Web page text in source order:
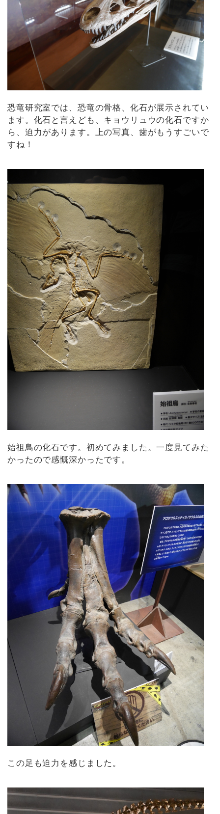
恐竜研究室では、恐竜の骨格、化石が展示されてい
ます。化石と言えども、キョウリュウの化石ですか
ら、迫力があります。上の写真、歯がもうすごいで
すね！
始祖鳥の化石です。初めてみました。一度見てみた
かったので感慨深かったです。
この足も迫力を感じました。